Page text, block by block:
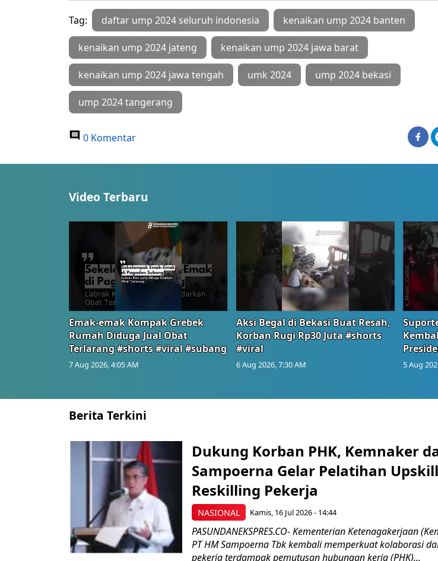
Tag: daftar ump 2024 seluruh indonesia kenaikan ump 2024 banten
kenaikan ump 2024 jateng kenaikan ump 2024 jawa barat
kenaikan ump 2024 jawa tengah umk 2024 ump 2024 bekasi
ump 2024 tangerang
0 Komentar
Video Terbaru
Emak-emak Kompak Grebek
Rumah Diduga Jual Obat
Terlarang #shorts #viral #subang
7 Aug 2026, 4:05 AM
Aksi Begal di Bekasi Buat Resah,
Korban Rugi Rp30 Juta #shorts
#viral
6 Aug 2026, 7:30 AM 5 Aug
Berita Terkini
NASIONAL
Dukung Korban PHK, Kemnaker
Sampoerna Gelar Pelatihan
Reskilling Pekerja
Kamis, 16 Jul 2026 - 14:44
PASUNDANEKSPRES.CO- Kementerian Ketenagakerjaan
PT HM Sampoerna Tbk kembali memperkuat kolaborasi
pekerja terdampak pemutusan hubungan kerja (PHK)...